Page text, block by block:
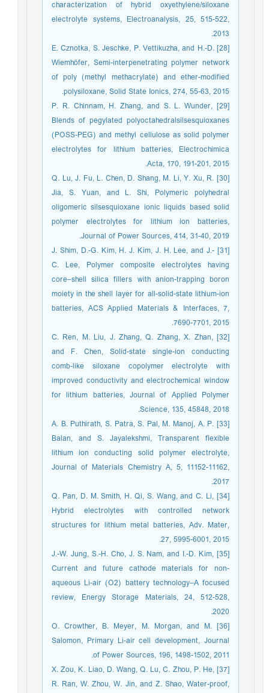
characterization of hybrid oxyethylene/siloxane
electrolyte systems, Electroanalysis, 25, 515-522,
2013.
[28] E. Cznotka, S. Jeschke, P. Vettikuzha, and H.-D.
Wiemhöfer, Semi-interpenetrating polymer network
of poly (methyl methacrylate) and ether-modified
polysiloxane, Solid State Ionics, 274, 55-63, 2015.
[29] P. R. Chinnam, H. Zhang, and S. L. Wunder,
Blends of pegylated polyoctahedralsilsesquioxanes
(POSS-PEG) and methyl cellulose as solid polymer
electrolytes for lithium batteries, Electrochimica
Acta, 170, 191-201, 2015.
[30] Q. Lu, J. Fu, L. Chen, D. Shang, M. Li, Y. Xu, R.
Jia, S. Yuan, and L. Shi, Polymeric polyhedral
oligomeric silsesquioxane ionic liquids based solid
polymer electrolytes for lithium ion batteries,
Journal of Power Sources, 414, 31-40, 2019.
[31] J. Shim, D.-G. Kim, H. J. Kim, J. H. Lee, and J.-
C. Lee, Polymer composite electrolytes having
core–shell silica fillers with anion-trapping boron
moiety in the shell layer for all-solid-state lithium-ion
batteries, ACS Applied Materials & Interfaces, 7,
7690-7701, 2015.
[32] C. Ren, M. Liu, J. Zhang, Q. Zhang, X. Zhan,
and F. Chen, Solid-state single-ion conducting
comb-like siloxane copolymer electrolyte with
improved conductivity and electrochemical window
for lithium batteries, Journal of Applied Polymer
Science, 135, 45848, 2018.
[33] A. B. Puthirath, S. Patra, S. Pal, M. Manoj, A. P.
Balan, and S. Jayalekshmi, Transparent flexible
lithium ion conducting solid polymer electrolyte,
Journal of Materials Chemistry A, 5, 11152-11162,
2017.
[34] Q. Pan, D. M. Smith, H. Qi, S. Wang, and C. Li,
Hybrid electrolytes with controlled network
structures for lithium metal batteries, Adv. Mater,
27, 5995-6001, 2015.
[35] J.-W. Jung, S.-H. Cho, J. S. Nam, and I.-D. Kim,
Current and future cathode materials for non-
aqueous Li-air (O2) battery technology–A focused
review, Energy Storage Materials, 24, 512-528,
2020.
[36] O. Crowther, B. Meyer, M. Morgan, and M.
Salomon, Primary Li-air cell development, Journal
of Power Sources, 196, 1498-1502, 2011.
[37] X. Zou, K. Liao, D. Wang, Q. Lu, C. Zhou, P. He,
R. Ran, W. Zhou, W. Jin, and Z. Shao, Water-proof,